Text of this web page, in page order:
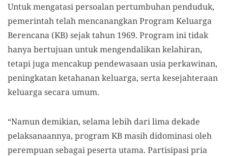
Untuk mengatasi persoalan pertumbuhan penduduk,
pemerintah telah mencanangkan Program Keluarga
Berencana (KB) sejak tahun 1969. Program ini tidak
hanya bertujuan untuk mengendalikan kelahiran,
tetapi juga mencakup pendewasaan usia perkawinan,
peningkatan ketahanan keluarga, serta kesejahteraan
keluarga secara umum.
“Namun demikian, selama lebih dari lima dekade
pelaksanaannya, program KB masih didominasi oleh
perempuan sebagai peserta utama. Partisipasi pria